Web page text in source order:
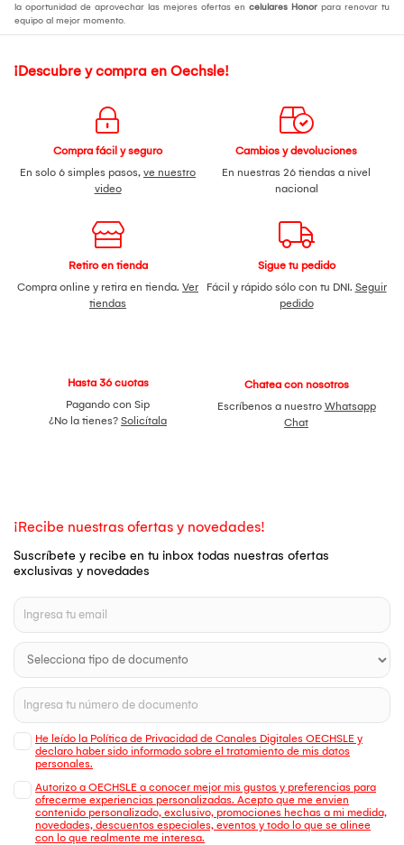
la oportunidad de aprovechar las mejores ofertas en celulares Honor para renovar tu
equipo al mejor momento.
¡Descubre y compra en Oechsle!
Compra fácil y seguro
En solo 6 simples pasos, ve nuestro
video
Cambios y devoluciones
En nuestras 26 tiendas a nivel
nacional
Retiro en tienda
Compra online y retira en tienda. Ver
tiendas
Sigue tu pedido
Fácil y rápido sólo con tu DNI. Seguir
pedido
Hasta 36 cuotas
Pagando con Sip
¿No la tienes? Solicítala
Chatea con nosotros
Escríbenos a nuestro Whatsapp
Chat
¡Recibe nuestras ofertas y novedades!
Suscríbete y recibe en tu inbox todas nuestras ofertas
exclusivas y novedades
He leído la Política de Privacidad de Canales Digitales OECHSLE y
declaro haber sido informado sobre el tratamiento de mis datos
personales.
Autorizo a OECHSLE a conocer mejor mis gustos y preferencias para
ofrecerme experiencias personalizadas. Acepto que me envien
contenido personalizado, exclusivo, promociones hechas a mi medida,
novedades, descuentos especiales, eventos y todo lo que se alinee
con lo que realmente me interesa.